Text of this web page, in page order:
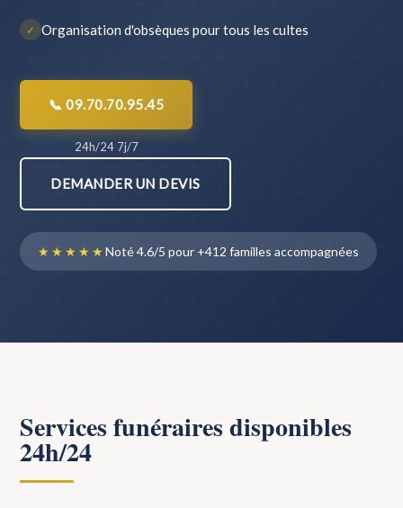
✓ Organisation d'obsèques pour tous les cultes
📞 09.70.70.95.45
24h/24 7j/7
DEMANDER UN DEVIS
★★★★★Noté 4.6/5 pour +412 familles accompagnées
Services funéraires disponibles
24h/24